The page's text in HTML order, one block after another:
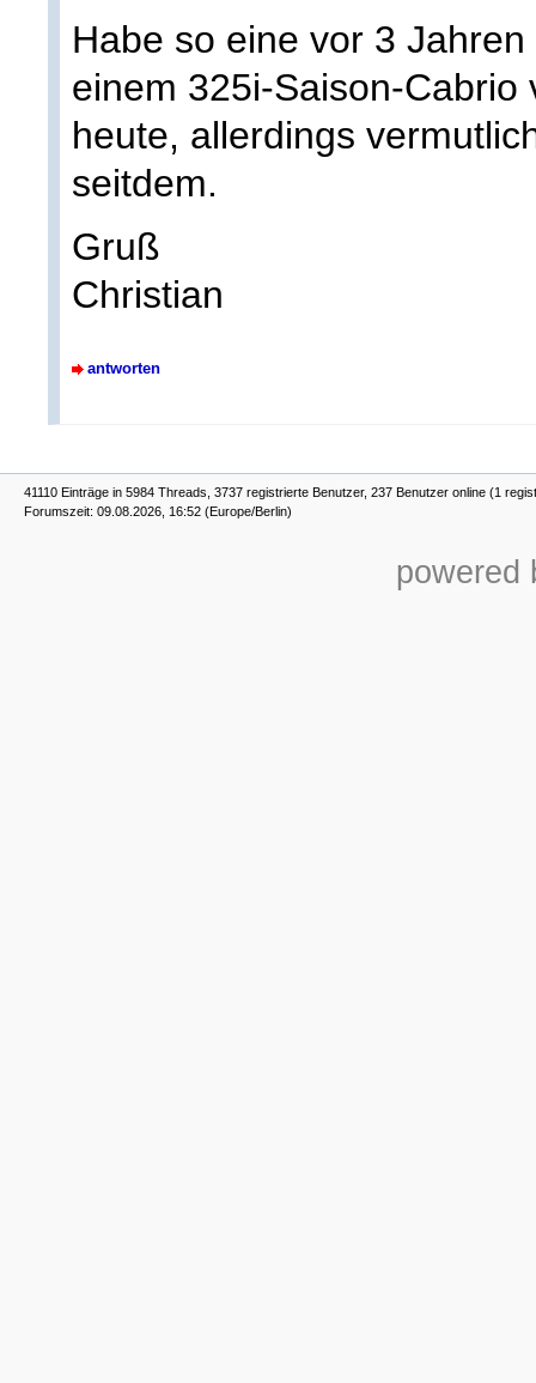
Habe so eine vor 3
einem 325i-Saison-Cabrio
heute, allerdings
seitdem.
Gruß
Christian
antworten
41110 Einträge in 5984 Threads, 3737 registrierte Benutzer, 237 Benutzer online (1
Forumszeit: 09.08.2026, 16:52 (Europe/Berlin)
powered